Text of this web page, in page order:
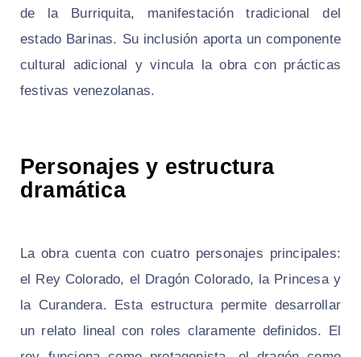
de la Burriquita, manifestación tradicional del
estado Barinas. Su inclusión aporta un componente
cultural adicional y vincula la obra con prácticas
festivas venezolanas.
Personajes y estructura
dramática
La obra cuenta con cuatro personajes principales:
el Rey Colorado, el Dragón Colorado, la Princesa y
la Curandera. Esta estructura permite desarrollar
un relato lineal con roles claramente definidos. El